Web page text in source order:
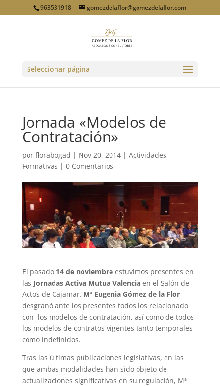
963531918 gomezdelaflor@gomezdelaflor.com
Seleccionar página
Jornada «Modelos de
Contratación»
por florabogad | Nov 20, 2014| Actividades
Formativas | 0 Comentarios
El pasado14 de noviembreestuvimos presentes en
las Jornadas Activa Mutua Valenciaen el Salón de
Actos de Cajamar. Mª Eugenia Gómez de la Flor
desgranó ante los presentes todos los relacionado
con los modelos de contratación, así como de todos
los modelos de contratos vigentes tanto temporales
como indefinidos.
Tras las últimas publicaciones legislativas, en las
que ambas modalidades han sido objeto de
actualizaciones significativas en su regulación, Mª